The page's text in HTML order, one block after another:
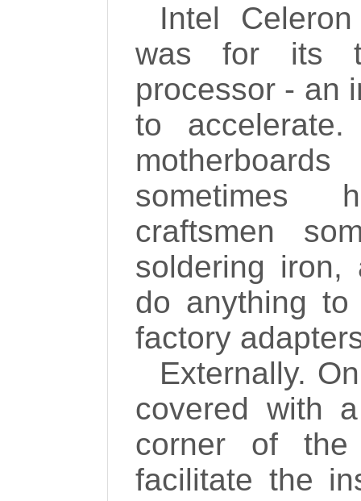
Intel
was for its
processor - an
to
sometimes
craftsmen
soldering iron,
do anything
factory
Externally.
covered with
corner of
facilitate the